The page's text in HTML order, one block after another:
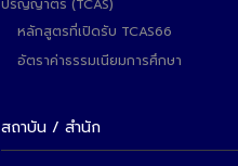
ปริญญาตรี (TCAS)
หลักสูตรที่เปิดรับ TCAS66
อัตราค่าธรรมเนียมการศึกษา
สถาบัน / สำนัก